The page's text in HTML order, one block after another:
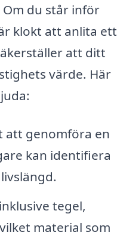
du står inför
klokt att anlita ett
att ditt
värde. Här
att genomföra en
kan identifiera
tegel,
material som